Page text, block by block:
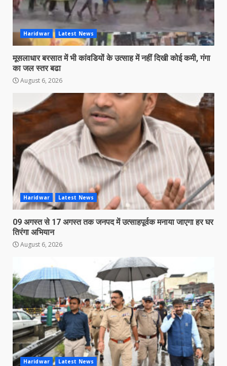
Haridwar Latest News
मूसलाधार बरसात में भी कांवडियों के उत्साह में नहीं दिखी कोई कमी, गंगा
का जल स्तर बढा
August 6, 2026
Haridwar Latest News
09 अगस्त से 17 अगस्त तक जनपद में उत्साहपूर्वक मनाया जाएगा हर घर
तिरंगा अभियान
August 6, 2026
Haridwar Latest News